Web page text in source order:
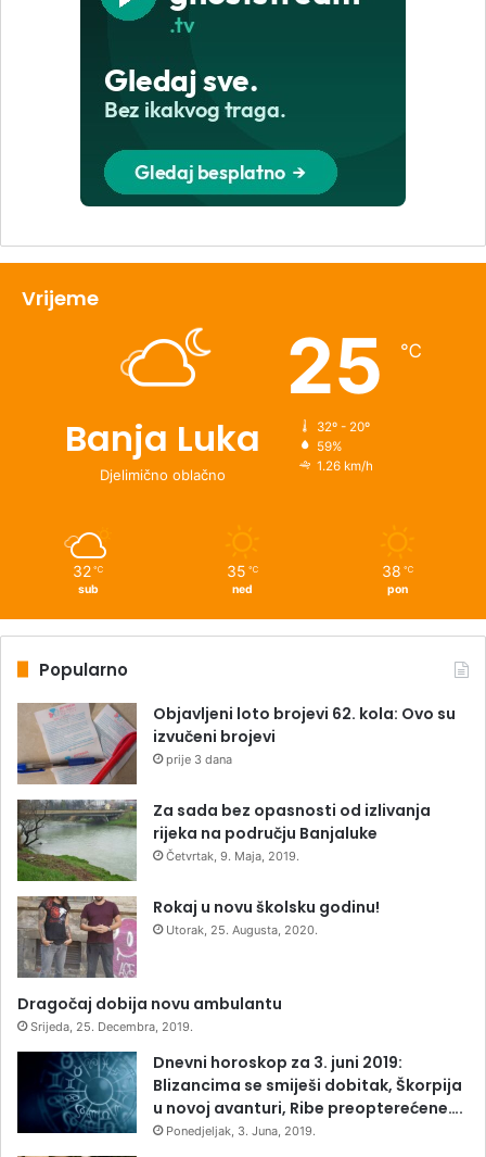
Vrijeme
Banja Luka
Djelimično oblačno
25 ℃
32º - 20º
59%
1.26 km/h
32 ℃
sub
35 ℃
ned
38 ℃
pon
Popularno
Objavljeni loto brojevi 62. kola: Ovo su
izvučeni brojevi
prije 3 dana
Za sada bez opasnosti od izlivanja
rijeka na području Banjaluke
Četvrtak, 9. Maja, 2019.
Rokaj u novu školsku godinu!
Utorak, 25. Augusta, 2020.
Dragočaj dobija novu ambulantu
Srijeda, 25. Decembra, 2019.
Dnevni horoskop za 3. juni 2019:
Blizancima se smiješi dobitak, Škorpija
u novoj avanturi, Ribe preopterećene….
Ponedjeljak, 3. Juna, 2019.